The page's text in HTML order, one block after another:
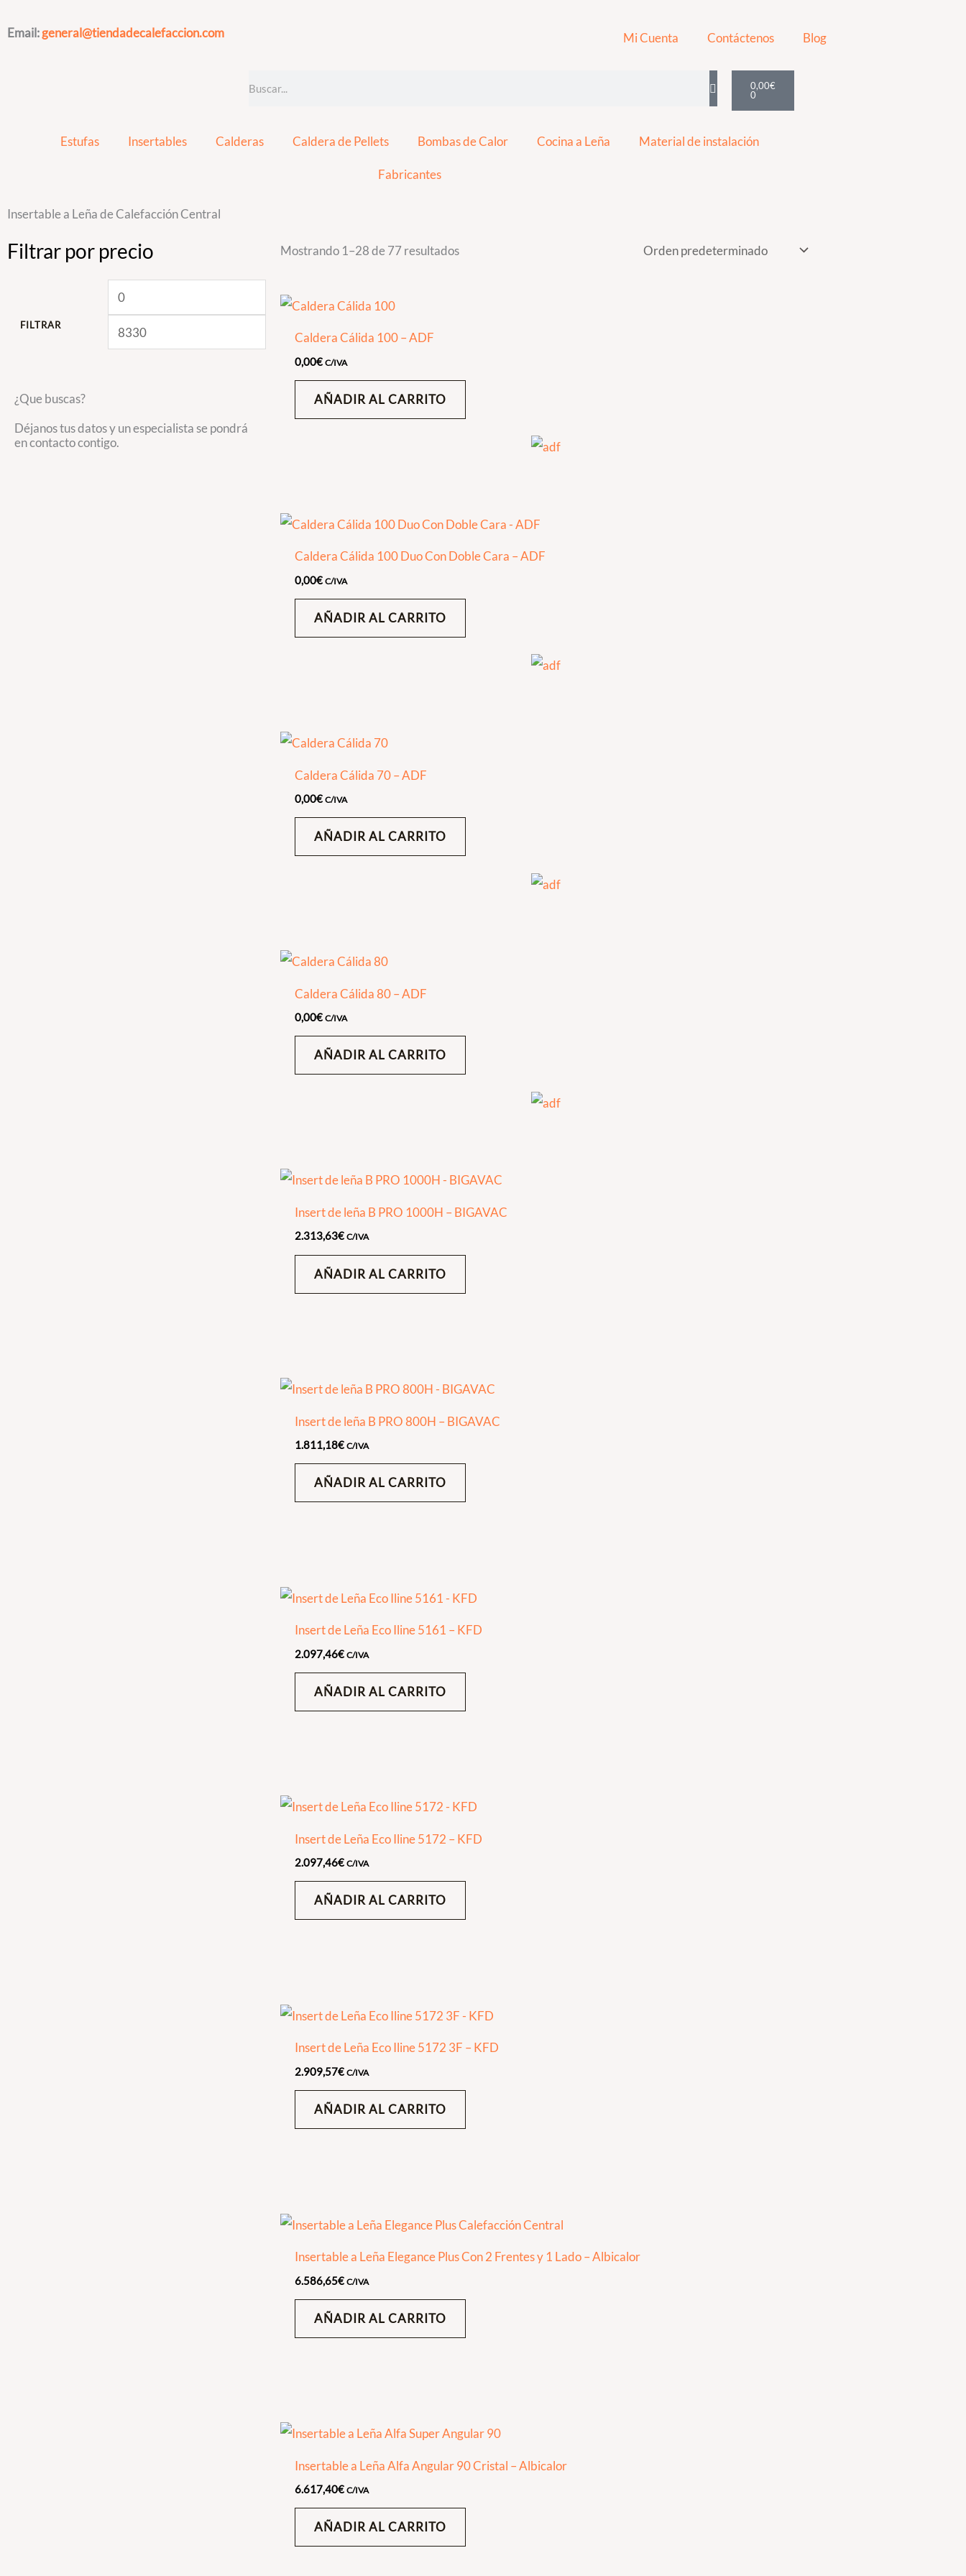
Email:general@tiendadecalefaccion.com Mi Cuenta Contáctenos Blog
0,00€
0
Cart
Estufas Insertables Calderas Caldera de Pellets Bombas de Calor Cocina a Leña Material de instalación
Fabricantes
Insertable a Leña de Calefacción Central
Filtrar por precio
Precio
Precio
FILTRAR
¿Que buscas?
Déjanos tus datos y un especialista se pondrá
en contacto contigo.
Mostrando 1–28 de 77 resultados
Caldera Cálida 100 – ADF
0,00€ C/IVA
AÑADIR AL CARRITO
Caldera Cálida 100 Duo Con Doble Cara – ADF
0,00€ C/IVA
AÑADIR AL CARRITO
Caldera Cálida 70 – ADF
0,00€ C/IVA
AÑADIR AL CARRITO
Caldera Cálida 80 – ADF
0,00€ C/IVA
AÑADIR AL CARRITO
Insert de leña B PRO 1000H – BIGAVAC
2.313,63€ C/IVA
AÑADIR AL CARRITO
Insert de leña B PRO 800H – BIGAVAC
1.811,18€ C/IVA
AÑADIR AL CARRITO
Insert de Leña Eco Iline 5161 – KFD
2.097,46€ C/IVA
AÑADIR AL CARRITO
Insert de Leña Eco Iline 5172 – KFD
2.097,46€ C/IVA
AÑADIR AL CARRITO
Insert de Leña Eco Iline 5172 3F – KFD
2.909,57€ C/IVA
AÑADIR AL CARRITO
Insertable a Leña Elegance Plus Con 2 Frentes y 1 Lado – Albicalor
6.586,65€ C/IVA
AÑADIR AL CARRITO
Insertable a Leña Alfa Angular 90 Cristal – Albicalor
6.617,40€ C/IVA
AÑADIR AL CARRITO